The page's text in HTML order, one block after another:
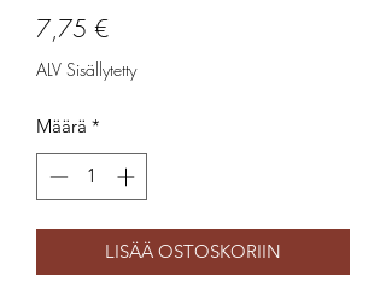
7,75 €Hinta
ALV Sisällytetty
Määrä *
LISÄÄ OSTOSKORIIN